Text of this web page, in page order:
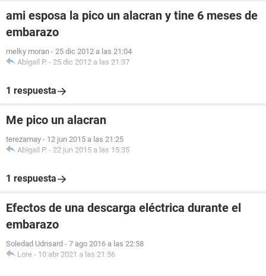
ami esposa la pico un alacran y tine 6 meses de
embarazo
melky moran - 25 dic 2012 a las 21:04
Abigail P. - 25 dic 2012 a las 21:37
1 respuesta
Me pico un alacran
terezamay - 12 jun 2015 a las 21:25
Abigail P. - 22 jun 2015 a las 15:35
1 respuesta
Efectos de una descarga eléctrica durante el
embarazo
Soledad Udrisard - 7 ago 2016 a las 22:58
Lore - 10 abr 2021 a las 21:56